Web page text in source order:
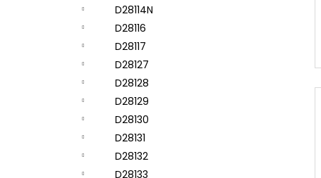
D28114N
D28116
D28117
D28127
D28128
D28129
D28130
D28131
D28132
D28133